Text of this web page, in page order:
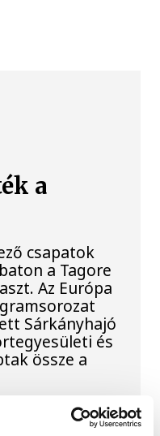
a
csapatok
a Tagore
Az Európa
Sárkányhajó
és
össze a